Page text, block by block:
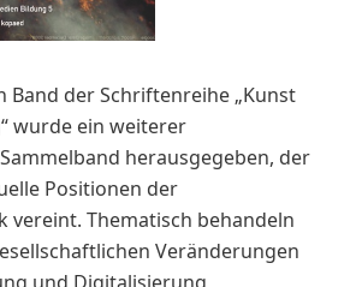
Band der Schriftenreihe „Kunst
wurde ein weiterer
herausgegeben, der
Positionen der
vereint. Thematisch behandeln
Veränderungen